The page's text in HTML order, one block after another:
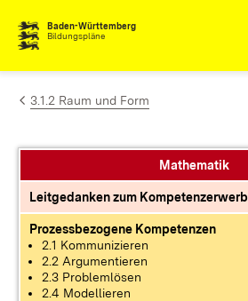
Zum Inhalt springen
Baden-Württemberg
Bildungspläne
3.1.2 Raum und Form
Mathematik
Leitgedanken zum Kompetenzerwerb
Prozessbezogene Kompetenzen
2.1 Kommunizieren
2.2 Argumentieren
2.3 Problemlösen
2.4 Modellieren